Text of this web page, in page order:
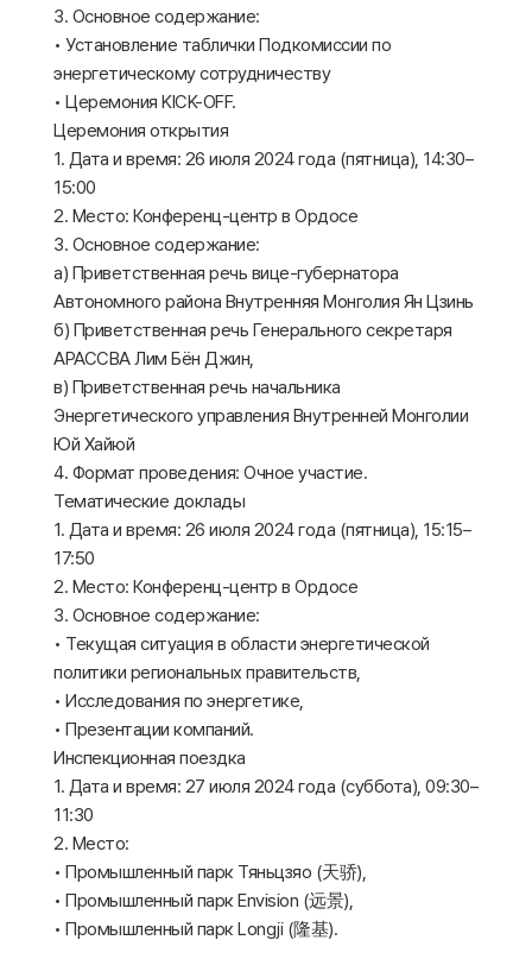
3. Основное содержание:
• Установление таблички Подкомиссии по
энергетическому сотрудничеству
• Церемония KICK-OFF.
Церемония открытия
1. Дата и время: 26 июля 2024 года (пятница), 14:30–
15:00
2. Место: Конференц-центр в Ордосе
3. Основное содержание:
а) Приветственная речь вице-губернатора
Автономного района Внутренняя Монголия Ян Цзинь
б) Приветственная речь Генерального секретаря
АРАССВА Лим Бён Джин,
в) Приветственная речь начальника
Энергетического управления Внутренней Монголии
Юй Хайюй
4. Формат проведения: Очное участие.
Тематические доклады
1. Дата и время: 26 июля 2024 года (пятница), 15:15–
17:50
2. Место: Конференц-центр в Ордосе
3. Основное содержание:
• Текущая ситуация в области энергетической
политики региональных правительств,
• Исследования по энергетике,
• Презентации компаний.
Инспекционная поездка
1. Дата и время: 27 июля 2024 года (суббота), 09:30–
11:30
2. Место:
• Промышленный парк Тяньцзяо (天骄),
• Промышленный парк Envision (远景),
• Промышленный парк Longji (隆基).